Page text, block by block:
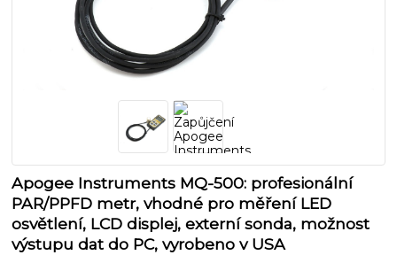
Apogee Instruments MQ-500: profesionální
PAR/PPFD metr, vhodné pro měření LED
osvětlení, LCD displej, externí sonda, možnost
výstupu dat do PC, vyrobeno v USA